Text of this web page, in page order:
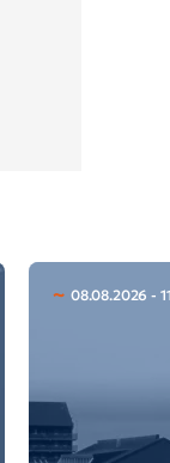
08.08.2026 -